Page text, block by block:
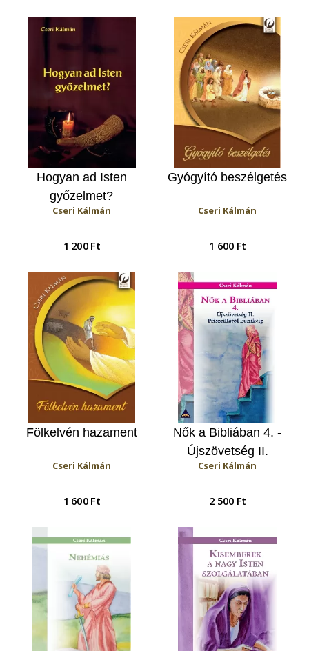
Hogyan ad Isten
győzelmet?
Cseri Kálmán
1 200 Ft
Gyógyító beszélgetés
Cseri Kálmán
1 600 Ft
Fölkelvén hazament
Cseri Kálmán
1 600 Ft
Nők a Bibliában 4. -
Újszövetség II.
Priszcillától Eunikéig
Cseri Kálmán
2 500 Ft